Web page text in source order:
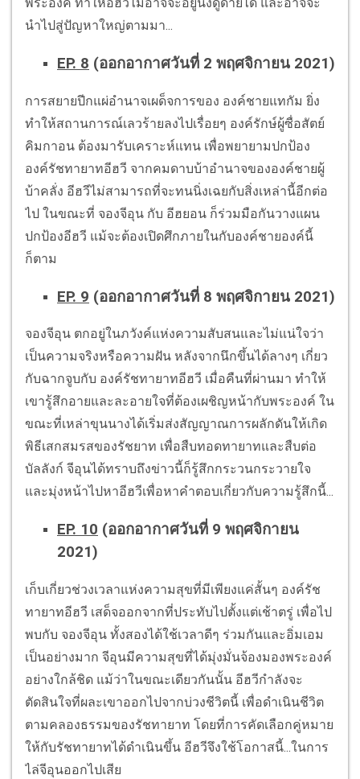
พระองค์ ทำให้อีฮวีไม่อาจจะอยู่นิ่งดูดายได้ และอาจจะ
นำไปสู่ปัญหาใหญ่ตามมา...
EP. 8 (ออกอากาศวันที่ 2 พฤศจิกายน 2021)
การสยายปีกแผ่อำนาจเผด็จการของ องค์ชายแทกัม ยิ่ง
ทำให้สถานการณ์เลวร้ายลงไปเรื่อยๆ องค์รักษ์ผู้ซื่อสัตย์
คิมกาอน ต้องมารับเคราะห์แทน เพื่อพยายามปกป้อง
องค์รัชทายาทอีฮวี จากคมดาบบ้าอำนาจขององค์ชายผู้
บ้าคลั่ง อีฮวีไม่สามารถที่จะทนนิ่งเฉยกับสิ่งเหล่านี้อีกต่อ
ไป ในขณะที่ จองจีอุน กับ อีฮยอน ก็ร่วมมือกันวางแผน
ปกป้องอีฮวี แม้จะต้องเปิดศึกภายในกับองค์ชายองค์นี้
ก็ตาม
EP. 9 (ออกอากาศวันที่ 8 พฤศจิกายน 2021)
จองจีอุน ตกอยู่ในภวังค์แห่งความสับสนและไม่แน่ใจว่า
เป็นความจริงหรือความฝัน หลังจากนึกขึ้นได้ลางๆ เกี่ยว
กับฉากจูบกับ องค์รัชทายาทอีฮวี เมื่อคืนที่ผ่านมา ทำให้
เขารู้สึกอายและละอายใจที่ต้องเผชิญหน้ากับพระองค์ ใน
ขณะที่เหล่าขุนนางได้เริ่มส่งสัญญาณการผลักดันให้เกิด
พิธีเสกสมรสของรัชยาท เพื่อสืบทอดทายาทและสืบต่อ
บัลลังก์ จีอุนได้ทราบถึงข่าวนี้ก็รู้สึกกระวนกระวายใจ
และมุ่งหน้าไปหาอีฮวีเพื่อหาคำตอบเกี่ยวกับความรู้สึกนี้...
EP. 10 (ออกอากาศวันที่ 9 พฤศจิกายน
2021)
เก็บเกี่ยวช่วงเวลาแห่งความสุขที่มีเพียงแค่สั้นๆ องค์รัช
ทายาทอีฮวี เสด็จออกจากที่ประทับไปตั้งแต่เช้าตรู่ เพื่อไป
พบกับ จองจีอุน ทั้งสองได้ใช้เวลาดีๆ ร่วมกันและอิ่มเอม
เป็นอย่างมาก จีอุนมีความสุขที่ได้มุ่งมั่นจ้องมองพระองค์
อย่างใกล้ชิด แม้ว่าในขณะเดียวกันนั้น อีฮวีกำลังจะ
ตัดสินใจที่ผละเขาออกไปจากบ่วงชีวิตนี้ เพื่อดำเนินชีวิต
ตามคลองธรรมของรัชทายาท โดยที่การคัดเลือกคู่หมาย
ให้กับรัชทายาทได้ดำเนินขึ้น อีฮวีจึงใช้โอกาสนี้...ในการ
ไล่จีอุนออกไปเสีย